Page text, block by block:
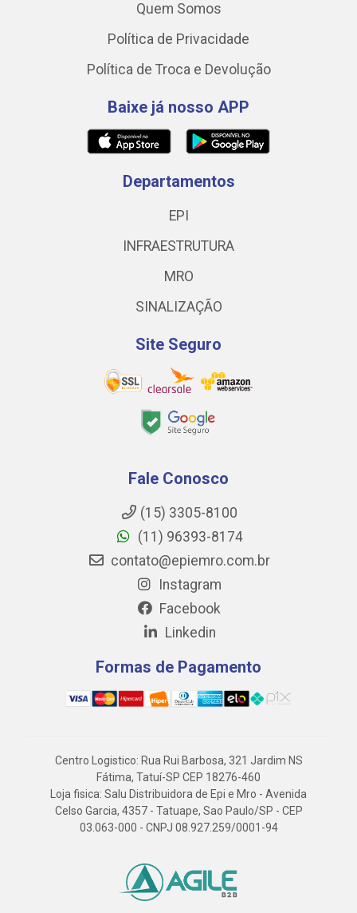
Quem Somos
Política de Privacidade
Política de Troca e Devolução
Baixe já nosso APP
Departamentos
EPI
INFRAESTRUTURA
MRO
SINALIZAÇÃO
Site Seguro
Fale Conosco
(15) 3305-8100
(11) 96393-8174
contato@epiemro.com.br
Instagram
Facebook
Linkedin
Formas de Pagamento
Centro Logistico: Rua Rui Barbosa, 321 Jardim NS
Fátima, Tatuí-SP CEP 18276-460
Loja fisica: Salu Distribuidora de Epi e Mro - Avenida
Celso Garcia, 4357 - Tatuape, Sao Paulo/SP - CEP
03.063-000 - CNPJ 08.927.259/0001-94